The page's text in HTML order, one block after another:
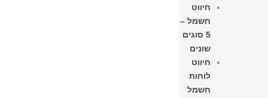
חיווט
חשמל –
5 סוגים
שונים
חיווט
לוחות
חשמל​